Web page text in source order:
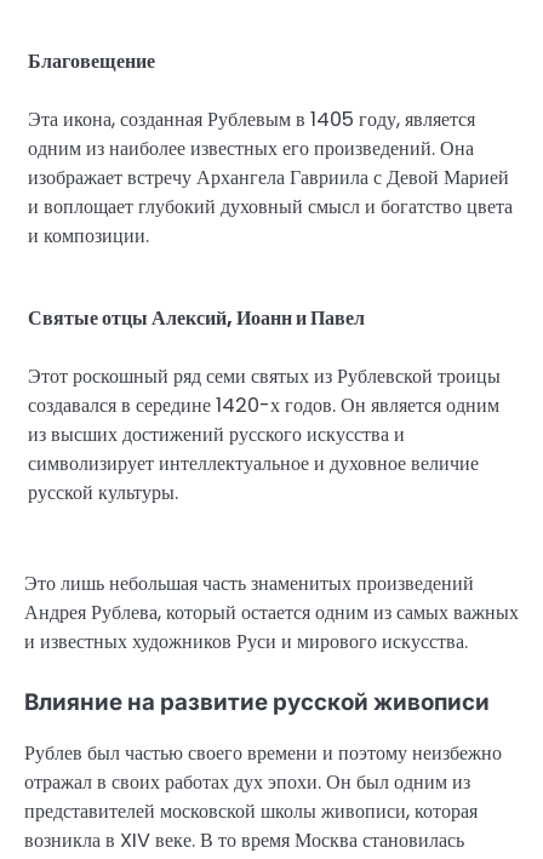
Благовещение
Эта икона, созданная Рублевым в 1405 году, является
одним из наиболее известных его произведений. Она
изображает встречу Архангела Гавриила с Девой Марией
и воплощает глубокий духовный смысл и богатство цвета
и композиции.
Святые отцы Алексий, Иоанн и Павел
Этот роскошный ряд семи святых из Рублевской троицы
создавался в середине 1420-х годов. Он является одним
из высших достижений русского искусства и
символизирует интеллектуальное и духовное величие
русской культуры.
Это лишь небольшая часть знаменитых произведений
Андрея Рублева, который остается одним из самых важных
и известных художников Руси и мирового искусства.
Влияние на развитие русской живописи
Рублев был частью своего времени и поэтому неизбежно
отражал в своих работах дух эпохи. Он был одним из
представителей московской школы живописи, которая
возникла в XIV веке. В то время Москва становилась